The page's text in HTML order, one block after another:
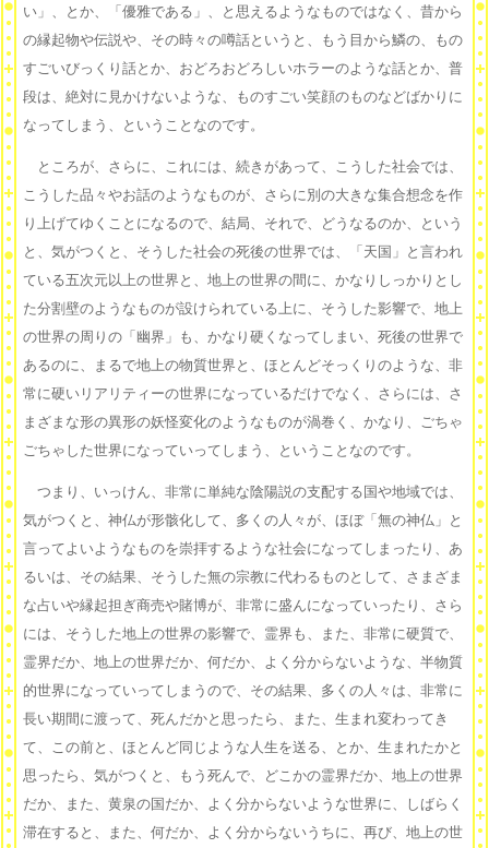
い」、とか、「優雅である」、と思えるようなものではなく、昔から
の縁起物や伝説や、その時々の噂話というと、もう目から鱗の、もの
すごいびっくり話とか、おどろおどろしいホラーのような話とか、普
段は、絶対に見かけないような、ものすごい笑顔のものなどばかりに
なってしまう、ということなのです。
ところが、さらに、これには、続きがあって、こうした社会では、
こうした品々やお話のようなものが、さらに別の大きな集合想念を作
り上げてゆくことになるので、結局、それで、どうなるのか、という
と、気がつくと、そうした社会の死後の世界では、「天国」と言われ
ている五次元以上の世界と、地上の世界の間に、かなりしっかりとし
た分割壁のようなものが設けられている上に、そうした影響で、地上
の世界の周りの「幽界」も、かなり硬くなってしまい、死後の世界で
あるのに、まるで地上の物質世界と、ほとんどそっくりのような、非
常に硬いリアリティーの世界になっているだけでなく、さらには、さ
まざまな形の異形の妖怪変化のようなものが渦巻く、かなり、ごちゃ
ごちゃした世界になっていってしまう、ということなのです。
つまり、いっけん、非常に単純な陰陽説の支配する国や地域では、
気がつくと、神仏が形骸化して、多くの人々が、ほぼ「無の神仏」と
言ってよいようなものを崇拝するような社会になってしまったり、あ
るいは、その結果、そうした無の宗教に代わるものとして、さまざま
な占いや縁起担ぎ商売や賭博が、非常に盛んになっていったり、さら
には、そうした地上の世界の影響で、霊界も、また、非常に硬質で、
霊界だか、地上の世界だか、何だか、よく分からないような、半物質
的世界になっていってしまうので、その結果、多くの人々は、非常に
長い期間に渡って、死んだかと思ったら、また、生まれ変わってき
て、この前と、ほとんど同じような人生を送る、とか、生まれたかと
思ったら、気がつくと、もう死んで、どこかの霊界だか、地上の世界
だか、また、黄泉の国だか、よく分からないような世界に、しばらく
滞在すると、また、何だか、よく分からないうちに、再び、地上の世